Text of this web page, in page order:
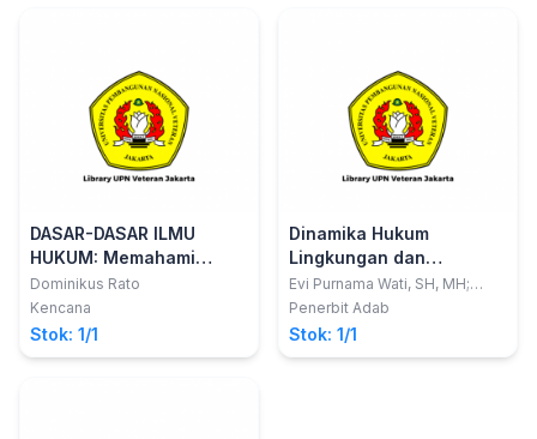
DASAR-DASAR ILMU
HUKUM: Memahami
Hukum Sejak Dini
Dominikus Rato
Kencana
Stok: 1/1
Dinamika Hukum
Lingkungan dan
Penerapannya
Evi Purnama Wati, SH, MH;
Ardiana Hidayah, SH, MH.
Penerbit Adab
Stok: 1/1